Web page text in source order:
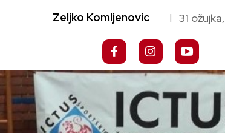
Zeljko Komljenovic | 31